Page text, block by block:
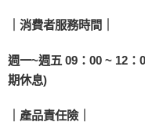
｜消費者服務時間｜
週一~週五 09：00 ~ 12：
期休息)
｜產品責任險｜